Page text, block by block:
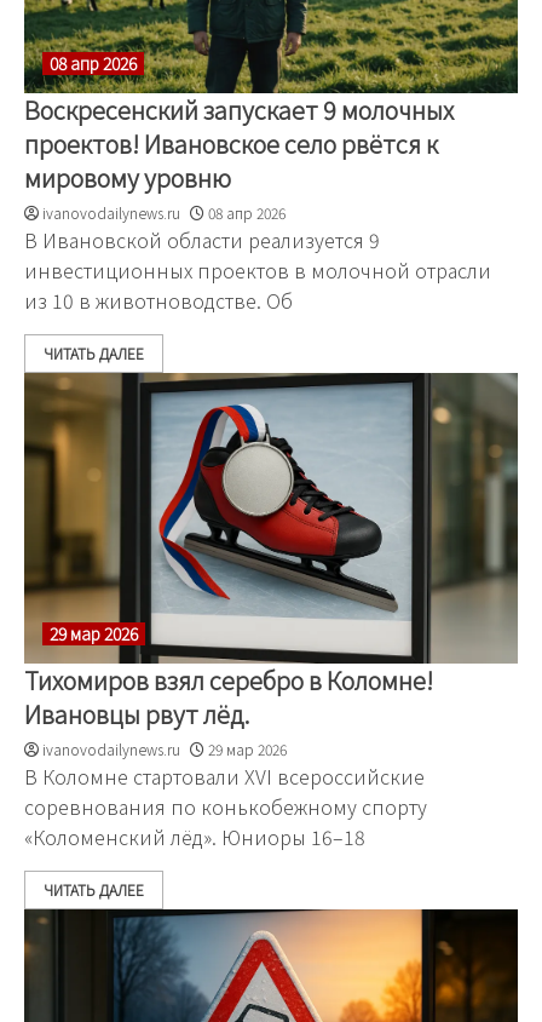
08 апр 2026
Воскресенский запускает 9 молочных
проектов! Ивановское село рвётся к
мировому уровню
ivanovodailynews.ru 08 апр 2026
В Ивановской области реализуется 9
инвестиционных проектов в молочной отрасли
из 10 в животноводстве. Об
ЧИТАТЬ ДАЛЕЕ
29 мар 2026
Тихомиров взял серебро в Коломне!
Ивановцы рвут лёд.
ivanovodailynews.ru 29 мар 2026
В Коломне стартовали XVI всероссийские
соревнования по конькобежному спорту
«Коломенский лёд». Юниоры 16–18
ЧИТАТЬ ДАЛЕЕ